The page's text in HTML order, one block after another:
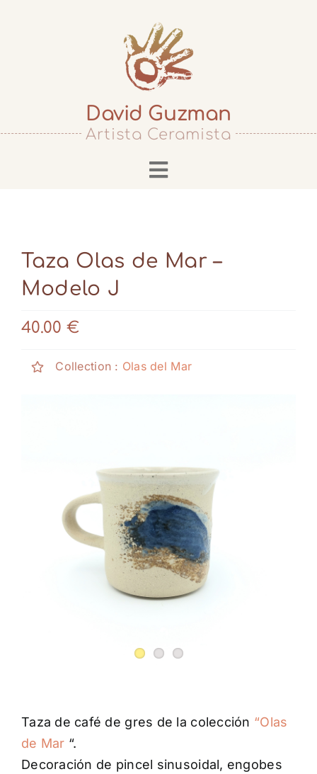
David Guzman
Artista Ceramista
Toggle
Cursos
Taza Olas de Mar –
Modelo J
40.00 €
Collection : Olas del Mar
Taza de café de gres de la colección “Olas
de Mar “.
Decoración de pincel sinusoidal, engobes